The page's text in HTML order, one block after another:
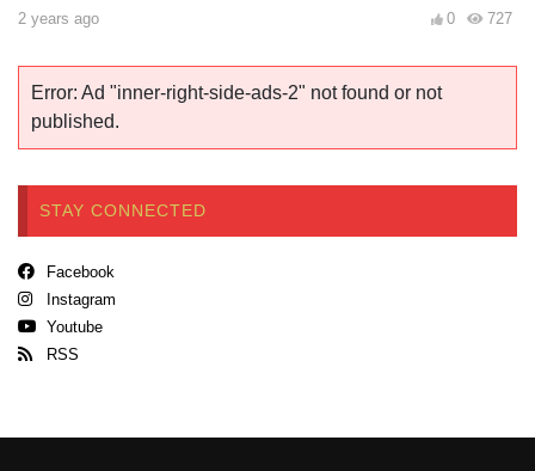
2 years ago 727
0
Error: Ad "inner-right-side-ads-2" not found or not
published.
STAY CONNECTED
Facebook
Instagram
Youtube
RSS